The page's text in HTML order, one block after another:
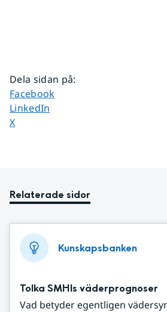
Dela sidan på:
Dela sidan på
Facebook
Dela sidan på
LinkedIn
Dela sidan på
X
Relaterade sidor
Kunskapsbanken
Tolka SMHIs väderprognoser
Vad betyder egentligen